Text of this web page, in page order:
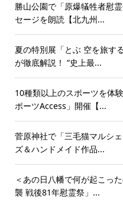
勝山公園で「原爆犠牲者慰
セージを朗読【北九州...
夏の特別展「とぶ 空を旅す
が徹底解説！ “史上最...
10種類以上のスポーツを体
ポーツAccess」開催【...
菅原神社で「三毛猫マルシ
ズ＆ハンドメイド作品...
＜あの日八幡で何が起こっ
襲 戦後81年慰霊祭」...